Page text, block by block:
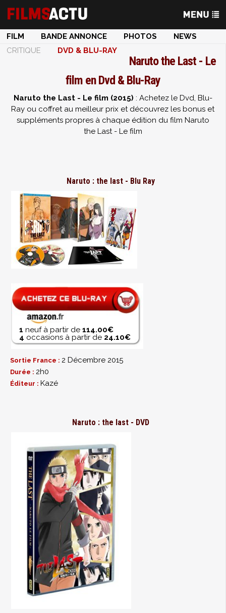
FILM BANDE ANNONCE PHOTOS
NEWS
CRITIQUE
DVD & BLU-RAY
Naruto the Last - Le
film en Dvd & Blu-Ray
Naruto the Last - Le film (2015) : Achetez le Dvd, Blu-
Ray ou coffret au meilleur prix et découvrez les bonus et
suppléments propres à chaque édition du film Naruto
the Last - Le film
Naruto : the last - Blu Ray
1 neuf à partir de 114.00€
4 occasions à partir de 24.10€
Sortie France : 2 Décembre 2015
Durée : 2h0
Éditeur : Kazé
Naruto : the last - DVD